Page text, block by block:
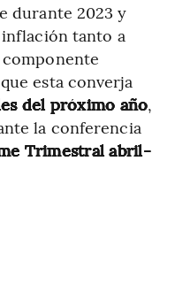
durante 2023 y
tanto a
esta converja
del próximo año,
la conferencia
Trimestral abril-